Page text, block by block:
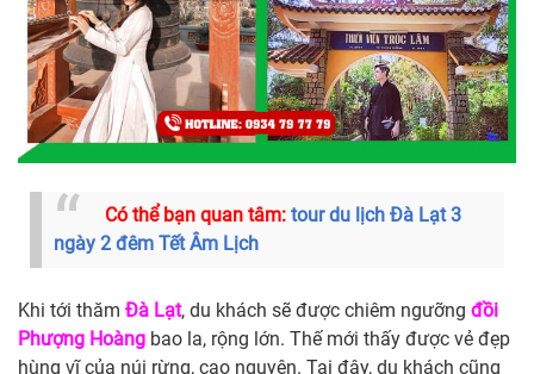
Có thể bạn quan tâm: tour du lịch Đà Lạt 3
ngày 2 đêm Tết Âm Lịch
Khi tới thăm Đà Lạt, du khách sẽ được chiêm ngưỡng đồi
Phượng Hoàng bao la, rộng lớn. Thế mới thấy được vẻ đẹp
hùng vĩ của núi rừng, cao nguyên. Tại đây, du khách cũng